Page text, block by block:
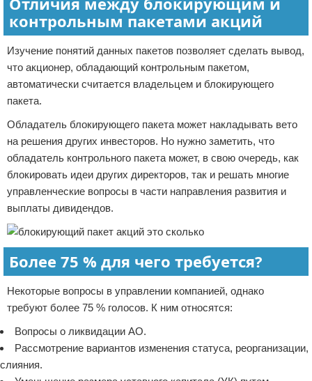
контрольным пакетами акций
Изучение понятий данных пакетов позволяет сделать вывод,
что акционер, обладающий контрольным пакетом,
автоматически считается владельцем и блокирующего
пакета.
Обладатель блокирующего пакета может накладывать вето
на решения других инвесторов. Но нужно заметить, что
обладатель контрольного пакета может, в свою очередь, как
блокировать идеи других директоров, так и решать многие
управленческие вопросы в части направления развития и
выплаты дивидендов.
Более 75 % для чего требуется?
Некоторые вопросы в управлении компанией, однако
требуют более 75 % голосов. К ним относятся:
Вопросы о ликвидации АО.
Рассмотрение вариантов изменения статуса, реорганизации,
слияния.